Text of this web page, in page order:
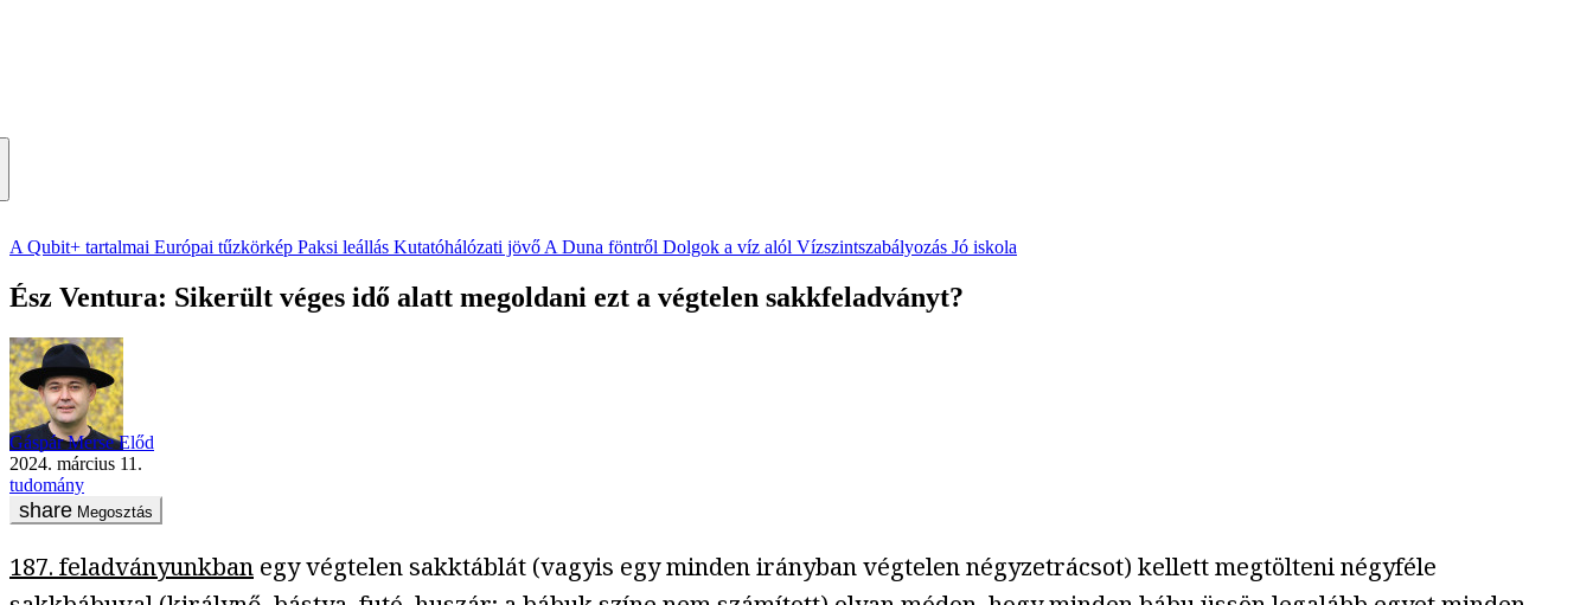
A Qubit+ tartalmai Európai tűzkörkép Paksi leállás Kutatóhálózati jövő A Duna föntről Dolgok a víz alól Vízszintszabályozás Jó iskola
Ész Ventura: Sikerült véges idő alatt megoldani ezt a végtelen sakkfeladványt?
Gáspár Merse Előd
2024. március 11.
tudomány
Megosztás
187. feladványunkban egy végtelen sakktáblát (vagyis egy minden irányban végtelen négyzetrácsot) kellett megtölteni négyféle